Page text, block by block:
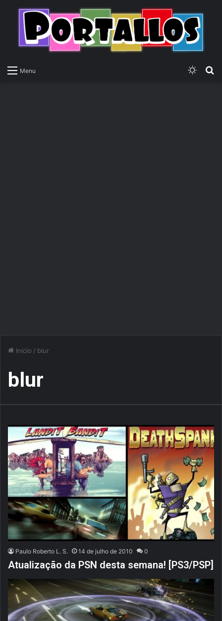
Menu
Início / blur
blur
Paulo Roberto L. S. 14 de julho de 2010 0
Atualização da PSN desta semana! [PS3/PSP]